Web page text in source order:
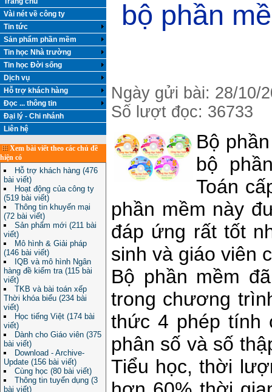
Vài nét về công ty
Tin tức
Sản phẩm phần mềm
Tin học Nhà trường
Tin học Đời sống
Dịch vụ
Hỗ trợ khách hàng
Đọc ... thông tin
Đại lý - Chi nhánh
Liên hệ
Xem bài viết theo các chủ đề
hiện có
Hỗ trợ khách hàng (476
bài viết)
Hoạt động của công ty
(519 bài viết)
Thông tin khuyến mại
(72 bài viết)
Sản phẩm mới (211 bài
viết)
Mô hình & Giải pháp
(146 bài viết)
IQB và mô hình Ngân
hàng đề kiểm tra (115 bài
viết)
TKB và bài toán xếp
Thời khóa biểu (234 bài
viết)
Học tiếng Việt (174 bài
viết)
Dành cho Giáo viên (375
bài viết)
Download - Archive-
Update (156 bài viết)
Cùng học (80 bài viết)
Thông tin tuyển dụng (3
bài viết)
bộ phần
Ngày gửi bài: 28/10/
Số lượt đọc: 36733
Bộ
bộ
Toán
phần mềm này
đáp ứng rất tốt
sinh và giáo viên
Bộ phần mềm
trong chương
thức 4 phép tính
phân số và số
Tiểu học, thời